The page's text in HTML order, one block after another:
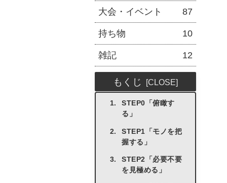
大会・イベント 87
持ち物 10
雑記 12
もくじ
STEP0「俯瞰す
る」
STEP1「モノを把
握する」
STEP2「必要不要
を見極める」